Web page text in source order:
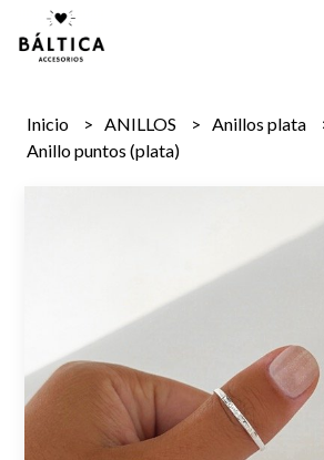
Inicio ANILLOS
Anillos plata
Anillo puntos (plata)